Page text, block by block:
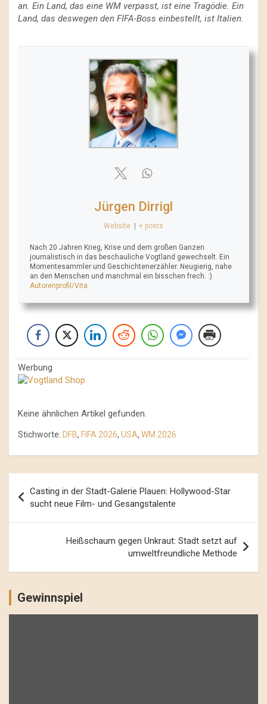
an. Ein Land, das eine WM verpasst, ist eine Tragödie. Ein
Land, das deswegen den FIFA-Boss einbestellt, ist Italien.
Jürgen Dirrigl
Website | + posts
Nach 20 Jahren Krieg, Krise und dem großen Ganzen
journalistisch in das beschauliche Vogtland gewechselt. Ein
Momentesammler und Geschichtenerzähler. Neugierig, nahe
an den Menschen und manchmal ein bisschen frech. :)
Autorenprofil/Vita
Werbung
Keine ähnlichen Artikel gefunden.
Stichworte: DFB, FIFA 2026, USA, WM 2026
Navigation
Casting in der Stadt-Galerie Plauen: Hollywood-Star
sucht neue Film- und Gesangstalente
Heißschaum gegen Unkraut: Stadt setzt auf
umweltfreundliche Methode
Gewinnspiel